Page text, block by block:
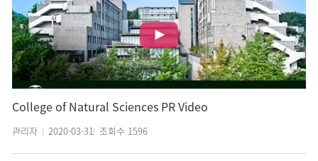
College of Natural Sciences PR Video
관리자 2020-03-31 조회수 1596